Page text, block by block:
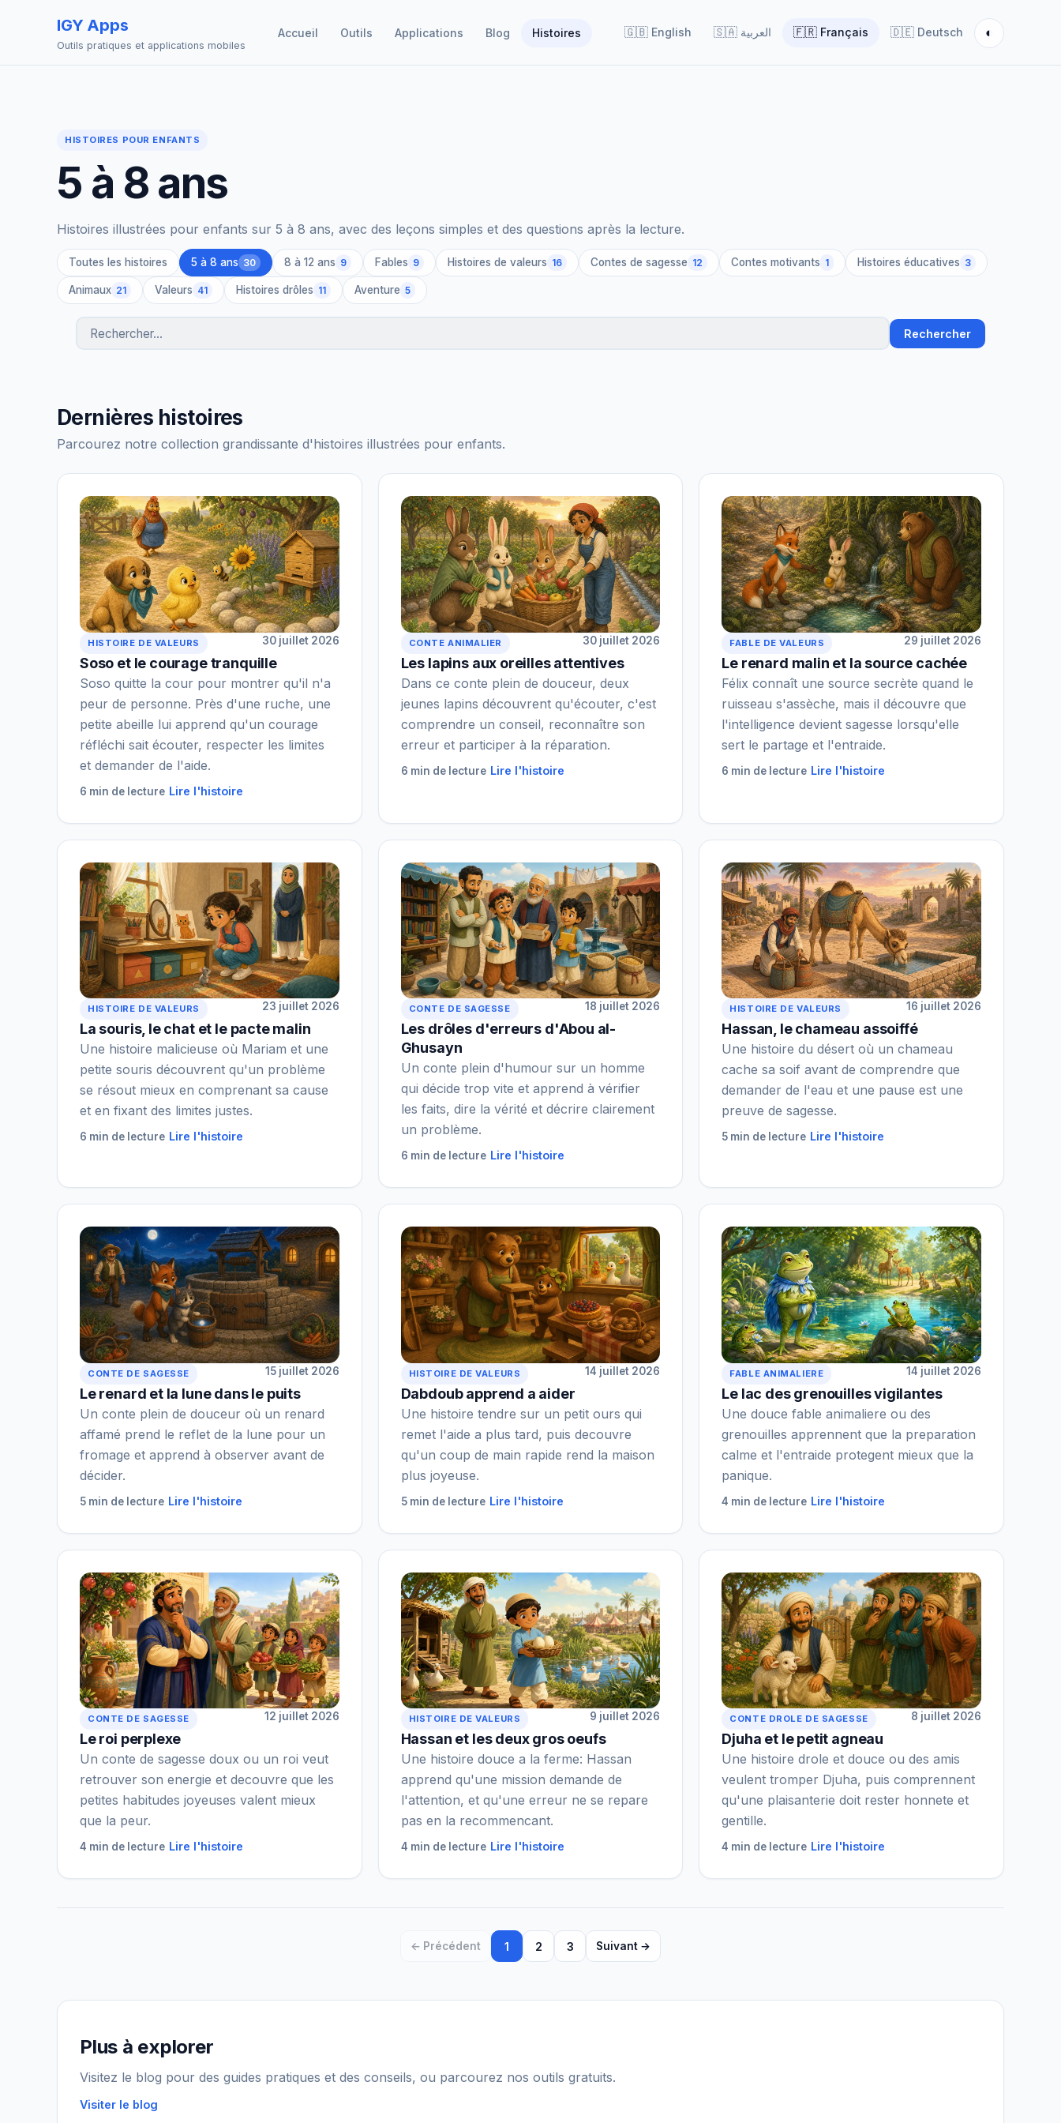
IGY Apps
Outils pratiques et applications mobiles
Accueil Outils Applications Blog Histoires 🇬🇧 English 🇸🇦 العربية 🇫🇷 Français 🇩🇪 Deutsch ◐
HISTOIRES POUR ENFANTS
5 à 8 ans
Histoires illustrées pour enfants sur 5 à 8 ans, avec des leçons simples et des questions après la lecture.
Toutes les histoires 5 à 8 ans 30 8 à 12 ans 9 Fables 9 Histoires de valeurs 16 Contes de sagesse 12 Contes motivants 1 Histoires éducatives 3
Animaux 21 Valeurs 41 Histoires drôles 11 Aventure 5
Rechercher des histoires
Rechercher
Dernières histoires
Parcourez notre collection grandissante d'histoires illustrées pour enfants.
HISTOIRE DE VALEURS 30 juillet 2026
Soso et le courage tranquille
Soso quitte la cour pour montrer qu'il n'a
peur de personne. Près d'une ruche, une
petite abeille lui apprend qu'un courage
réfléchi sait écouter, respecter les limites
et demander de l'aide.
6 min de lecture Lire l'histoire
CONTE ANIMALIER 30 juillet 2026
Les lapins aux oreilles attentives
Dans ce conte plein de douceur, deux
jeunes lapins découvrent qu'écouter, c'est
comprendre un conseil, reconnaître son
erreur et participer à la réparation.
6 min de lecture Lire l'histoire
FABLE DE VALEURS 29 juillet 2026
Le renard malin et la source cachée
Félix connaît une source secrète quand le
ruisseau s'assèche, mais il découvre que
l'intelligence devient sagesse lorsqu'elle
sert le partage et l'entraide.
6 min de lecture Lire l'histoire
HISTOIRE DE VALEURS 23 juillet 2026
La souris, le chat et le pacte malin
Une histoire malicieuse où Mariam et une
petite souris découvrent qu'un problème
se résout mieux en comprenant sa cause
et en fixant des limites justes.
6 min de lecture Lire l'histoire
CONTE DE SAGESSE 18 juillet 2026
Les drôles d'erreurs d'Abou al-
Ghusayn
Un conte plein d'humour sur un homme
qui décide trop vite et apprend à vérifier
les faits, dire la vérité et décrire clairement
un problème.
6 min de lecture Lire l'histoire
HISTOIRE DE VALEURS 16 juillet 2026
Hassan, le chameau assoiffé
Une histoire du désert où un chameau
cache sa soif avant de comprendre que
demander de l'eau et une pause est une
preuve de sagesse.
5 min de lecture Lire l'histoire
CONTE DE SAGESSE 15 juillet 2026
Le renard et la lune dans le puits
Un conte plein de douceur où un renard
affamé prend le reflet de la lune pour un
fromage et apprend à observer avant de
décider.
5 min de lecture Lire l'histoire
HISTOIRE DE VALEURS 14 juillet 2026
Dabdoub apprend a aider
Une histoire tendre sur un petit ours qui
remet l'aide a plus tard, puis decouvre
qu'un coup de main rapide rend la maison
plus joyeuse.
5 min de lecture Lire l'histoire
FABLE ANIMALIERE 14 juillet 2026
Le lac des grenouilles vigilantes
Une douce fable animaliere ou des
grenouilles apprennent que la preparation
calme et l'entraide protegent mieux que la
panique.
4 min de lecture Lire l'histoire
CONTE DE SAGESSE 12 juillet 2026
Le roi perplexe
Un conte de sagesse doux ou un roi veut
retrouver son energie et decouvre que les
petites habitudes joyeuses valent mieux
que la peur.
4 min de lecture Lire l'histoire
HISTOIRE DE VALEURS 9 juillet 2026
Hassan et les deux gros oeufs
Une histoire douce a la ferme: Hassan
apprend qu'une mission demande de
l'attention, et qu'une erreur ne se repare
pas en la recommencant.
4 min de lecture Lire l'histoire
CONTE DROLE DE SAGESSE 8 juillet 2026
Djuha et le petit agneau
Une histoire drole et douce ou des amis
veulent tromper Djuha, puis comprennent
qu'une plaisanterie doit rester honnete et
gentille.
4 min de lecture Lire l'histoire
← Précédent 1 2 3 Suivant →
Plus à explorer
Visitez le blog pour des guides pratiques et des conseils, ou parcourez nos outils gratuits.
Visiter le blog
En ligne — Posez vos questions